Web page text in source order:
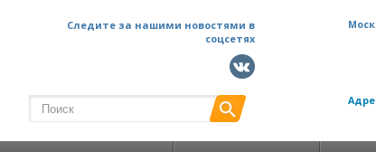
Следите за нашими новостями в
соцсетях